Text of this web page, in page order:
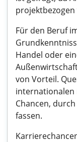
Für den Beruf
Handel oder
von Vorteil.
internationalen
Chancen,
fassen.